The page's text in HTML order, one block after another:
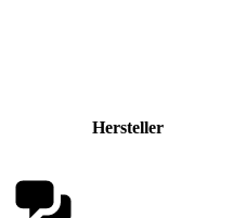
Hersteller